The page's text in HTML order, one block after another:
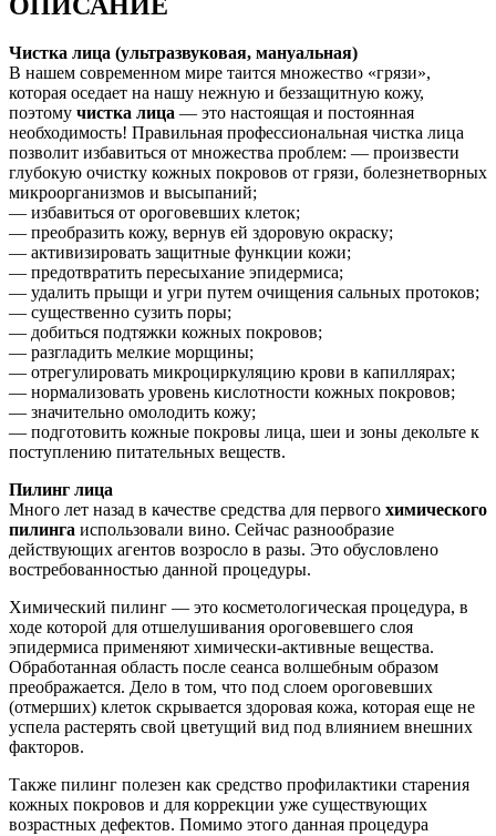
Чистка лица (ультразвуковая, мануальная)
В нашем современном мире таится множество «грязи»,
которая оседает на нашу нежную и беззащитную кожу,
поэтому чистка лица — это настоящая и постоянная
необходимость! Правильная профессиональная чистка лица
позволит избавиться от множества проблем: — произвести
глубокую очистку кожных покровов от грязи, болезнетворных
микроорганизмов и высыпаний;
— избавиться от ороговевших клеток;
— преобразить кожу, вернув ей здоровую окраску;
— активизировать защитные функции кожи;
— предотвратить пересыхание эпидермиса;
— удалить прыщи и угри путем очищения сальных протоков;
— существенно сузить поры;
— добиться подтяжки кожных покровов;
— разгладить мелкие морщины;
— отрегулировать микроциркуляцию крови в капиллярах;
— нормализовать уровень кислотности кожных покровов;
— значительно омолодить кожу;
— подготовить кожные покровы лица, шеи и зоны декольте к
поступлению питательных веществ.
Пилинг лица
Много лет назад в качестве средства для первого химического
пилинга использовали вино. Сейчас разнообразие
действующих агентов возросло в разы. Это обусловлено
востребованностью данной процедуры.
Химический пилинг — это косметологическая процедура, в
ходе которой для отшелушивания ороговевшего слоя
эпидермиса применяют химически-активные вещества.
Обработанная область после сеанса волшебным образом
преображается. Дело в том, что под слоем ороговевших
(отмерших) клеток скрывается здоровая кожа, которая еще не
успела растерять свой цветущий вид под влиянием внешних
факторов.
Также пилинг полезен как средство профилактики старения
кожных покровов и для коррекции уже существующих
возрастных дефектов. Помимо этого данная процедура